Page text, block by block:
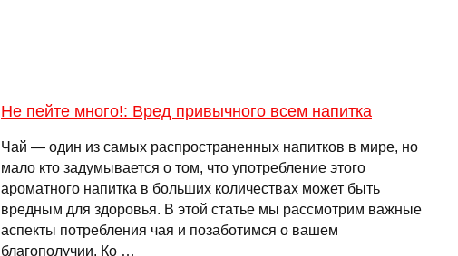
Не пейте много!: Вред привычного всем напитка
Чай — один из самых распространенных напитков в мире, но
мало кто задумывается о том, что употребление этого
ароматного напитка в больших количествах может быть
вредным для здоровья. В этой статье мы рассмотрим важные
аспекты потребления чая и позаботимся о вашем
благополучии. Ко …